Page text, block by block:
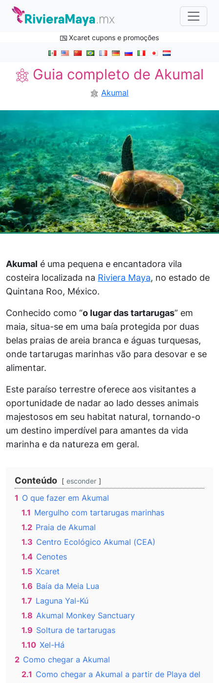
Xcaret cupons e promoções
Guia completo de Akumal
Akumal
Akumal é uma pequena e encantadora vila
costeira localizada na Riviera Maya, no estado de
Quintana Roo, México.
Conhecido como “o lugar das tartarugas” em
maia, situa-se em uma baía protegida por duas
belas praias de areia branca e águas turquesas,
onde tartarugas marinhas vão para desovar e se
alimentar.
Este paraíso terrestre oferece aos visitantes a
oportunidade de nadar ao lado desses animais
majestosos em seu habitat natural, tornando-o
um destino imperdível para amantes da vida
marinha e da natureza em geral.
Conteúdo esconder
1 O que fazer em Akumal
1.1 Mergulho com tartarugas marinhas
1.2 Praia de Akumal
1.3 Centro Ecológico Akumal (CEA)
1.4 Cenotes
1.5 Xcaret
1.6 Baía da Meia Lua
1.7 Laguna Yal-Kú
1.8 Akumal Monkey Sanctuary
1.9 Soltura de tartarugas
1.10 Xel-Há
2 Como chegar a Akumal
2.1 Como chegar a Akumal a partir de Playa del